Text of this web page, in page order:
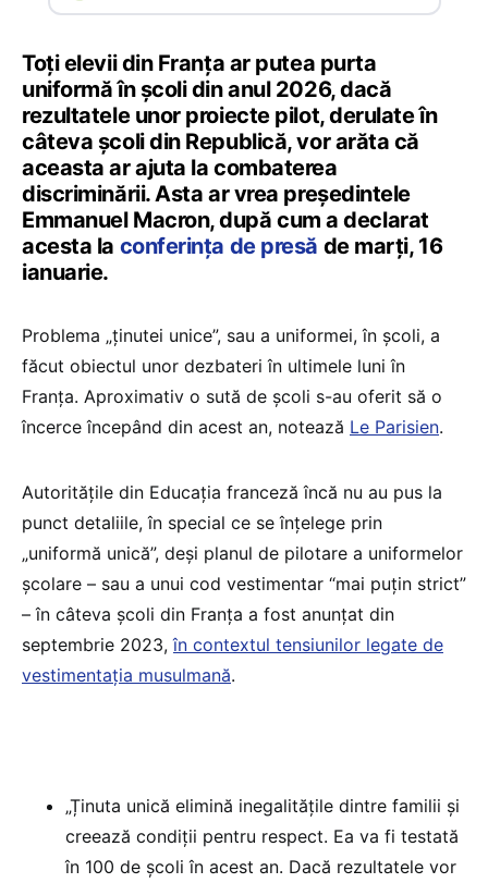
Toți elevii din Franța ar putea purta
uniformă în școli din anul 2026, dacă
rezultatele unor proiecte pilot, derulate în
câteva școli din Republică, vor arăta că
aceasta ar ajuta la combaterea
discriminării. Asta ar vrea președintele
Emmanuel Macron, după cum a declarat
acesta la conferința de presă de marți, 16
ianuarie.
Problema „ținutei unice”, sau a uniformei, în școli, a
făcut obiectul unor dezbateri în ultimele luni în
Franța. Aproximativ o sută de școli s-au oferit să o
încerce începând din acest an, notează Le Parisien.
Autoritățile din Educația franceză încă nu au pus la
punct detaliile, în special ce se înțelege prin
„uniformă unică”, deși planul de pilotare a uniformelor
școlare – sau a unui cod vestimentar “mai puțin strict”
– în câteva școli din Franța a fost anunțat din
septembrie 2023,în contextul tensiunilor legate de
vestimentația musulmană.
„Ținuta unică elimină inegalitățile dintre familii și
creează condiții pentru respect. Ea va fi testată
în 100 de școli în acest an. Dacă rezultatele vor